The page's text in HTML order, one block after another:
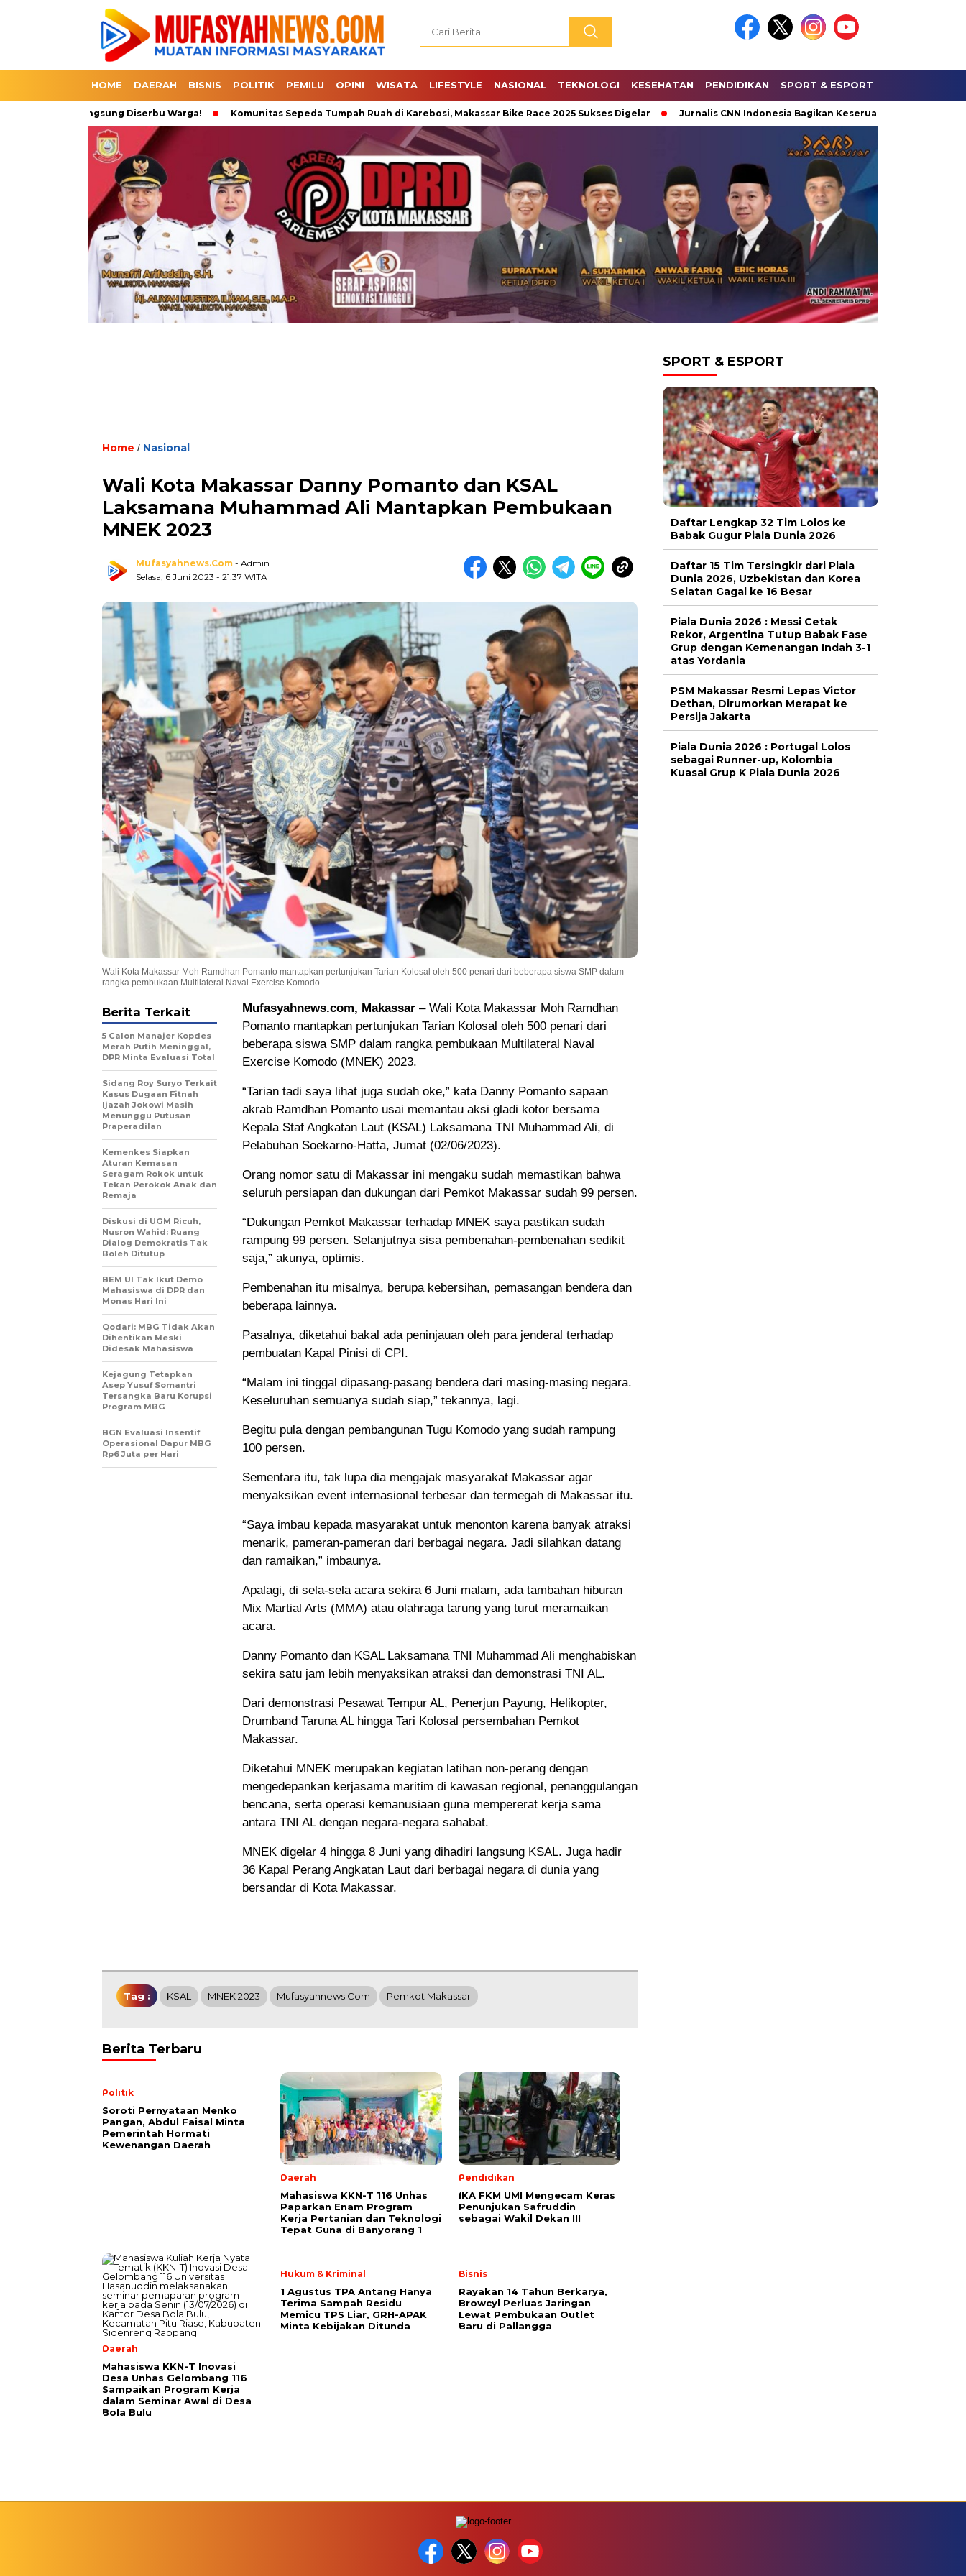
HOME DAERAH BISNIS POLITIK PEMILU OPINI WISATA LIFESTYLE NASIONAL TEKNOLOGI KESEHATAN PENDIDIKAN SPORT & ESPORT
3 Langsung Diserbu Warga! Komunitas Sepeda Tumpah Ruah di Karebosi, Makassar Bike Race 2025 Sukses Digelar Jurnalis CNN Indonesia Bagikan Keseruan Saat Liputan Lapangan
Home / Nasional
Wali Kota Makassar Danny Pomanto dan KSAL
Laksamana Muhammad Ali Mantapkan Pembukaan
MNEK 2023
Mufasyahnews.com - Admin
Selasa, 6 Juni 2023 - 21:37 WITA
Wali Kota Makassar Moh Ramdhan Pomanto mantapkan pertunjukan Tarian Kolosal oleh 500 penari dari beberapa siswa SMP dalam
rangka pembukaan Multilateral Naval Exercise Komodo
Mufasyahnews.com, Makassar – Wali Kota Makassar Moh Ramdhan
Pomanto mantapkan pertunjukan Tarian Kolosal oleh 500 penari dari
beberapa siswa SMP dalam rangka pembukaan Multilateral Naval
Exercise Komodo (MNEK) 2023.
“Tarian tadi saya lihat juga sudah oke,” kata Danny Pomanto sapaan
akrab Ramdhan Pomanto usai memantau aksi gladi kotor bersama
Kepala Staf Angkatan Laut (KSAL) Laksamana TNI Muhammad Ali, di
Pelabuhan Soekarno-Hatta, Jumat (02/06/2023).
Orang nomor satu di Makassar ini mengaku sudah memastikan bahwa
seluruh persiapan dan dukungan dari Pemkot Makassar sudah 99 persen.
“Dukungan Pemkot Makassar terhadap MNEK saya pastikan sudah
rampung 99 persen. Selanjutnya sisa pembenahan-pembenahan sedikit
saja,” akunya, optimis.
Pembenahan itu misalnya, berupa kebersihan, pemasangan bendera dan
beberapa lainnya.
Pasalnya, diketahui bakal ada peninjauan oleh para jenderal terhadap
pembuatan Kapal Pinisi di CPI.
“Malam ini tinggal dipasang-pasang bendera dari masing-masing negara.
Keseluruhan semuanya sudah siap,” tekannya, lagi.
Begitu pula dengan pembangunan Tugu Komodo yang sudah rampung
100 persen.
Sementara itu, tak lupa dia mengajak masyarakat Makassar agar
menyaksikan event internasional terbesar dan termegah di Makassar itu.
“Saya imbau kepada masyarakat untuk menonton karena banyak atraksi
menarik, pameran-pameran dari berbagai negara. Jadi silahkan datang
dan ramaikan,” imbaunya.
Apalagi, di sela-sela acara sekira 6 Juni malam, ada tambahan hiburan
Mix Martial Arts (MMA) atau olahraga tarung yang turut meramaikan
acara.
Danny Pomanto dan KSAL Laksamana TNI Muhammad Ali menghabiskan
sekira satu jam lebih menyaksikan atraksi dan demonstrasi TNI AL.
Dari demonstrasi Pesawat Tempur AL, Penerjun Payung, Helikopter,
Drumband Taruna AL hingga Tari Kolosal persembahan Pemkot
Makassar.
Diketahui MNEK merupakan kegiatan latihan non-perang dengan
mengedepankan kerjasama maritim di kawasan regional, penanggulangan
bencana, serta operasi kemanusiaan guna mempererat kerja sama
antara TNI AL dengan negara-negara sahabat.
MNEK digelar 4 hingga 8 Juni yang dihadiri langsung KSAL. Juga hadir
36 Kapal Perang Angkatan Laut dari berbagai negara di dunia yang
bersandar di Kota Makassar.
Berita Terkait
5 Calon Manajer Kopdes
Merah Putih Meninggal,
DPR Minta Evaluasi Total
Sidang Roy Suryo Terkait
Kasus Dugaan Fitnah
Ijazah Jokowi Masih
Menunggu Putusan
Praperadilan
Kemenkes Siapkan
Aturan Kemasan
Seragam Rokok untuk
Tekan Perokok Anak dan
Remaja
Diskusi di UGM Ricuh,
Nusron Wahid: Ruang
Dialog Demokratis Tak
Boleh Ditutup
BEM UI Tak Ikut Demo
Mahasiswa di DPR dan
Monas Hari Ini
Qodari: MBG Tidak Akan
Dihentikan Meski
Didesak Mahasiswa
Kejagung Tetapkan
Asep Yusuf Somantri
Tersangka Baru Korupsi
Program MBG
BGN Evaluasi Insentif
Operasional Dapur MBG
Rp6 Juta per Hari
Tag : KSAL MNEK 2023 Mufasyahnews.com Pemkot Makassar
Berita Terbaru
Politik
Soroti Pernyataan Menko
Pangan, Abdul Faisal Minta
Pemerintah Hormati
Kewenangan Daerah
Daerah
Mahasiswa KKN-T 116 Unhas
Paparkan Enam Program
Kerja Pertanian dan Teknologi
Tepat Guna di Banyorang 1
Pendidikan
IKA FKM UMI Mengecam Keras
Penunjukan Safruddin
sebagai Wakil Dekan III
Daerah
Mahasiswa KKN-T Inovasi
Desa Unhas Gelombang 116
Sampaikan Program Kerja
dalam Seminar Awal di Desa
Bola Bulu
Hukum & Kriminal
1 Agustus TPA Antang Hanya
Terima Sampah Residu
Memicu TPS Liar, GRH-APAK
Minta Kebijakan Ditunda
Bisnis
Rayakan 14 Tahun Berkarya,
Browcyl Perluas Jaringan
Lewat Pembukaan Outlet
Baru di Pallangga
SPORT & ESPORT
Daftar Lengkap 32 Tim Lolos ke
Babak Gugur Piala Dunia 2026
Daftar 15 Tim Tersingkir dari Piala
Dunia 2026, Uzbekistan dan Korea
Selatan Gagal ke 16 Besar
Piala Dunia 2026 : Messi Cetak
Rekor, Argentina Tutup Babak Fase
Grup dengan Kemenangan Indah 3-1
atas Yordania
PSM Makassar Resmi Lepas Victor
Dethan, Dirumorkan Merapat ke
Persija Jakarta
Piala Dunia 2026 : Portugal Lolos
sebagai Runner-up, Kolombia
Kuasai Grup K Piala Dunia 2026